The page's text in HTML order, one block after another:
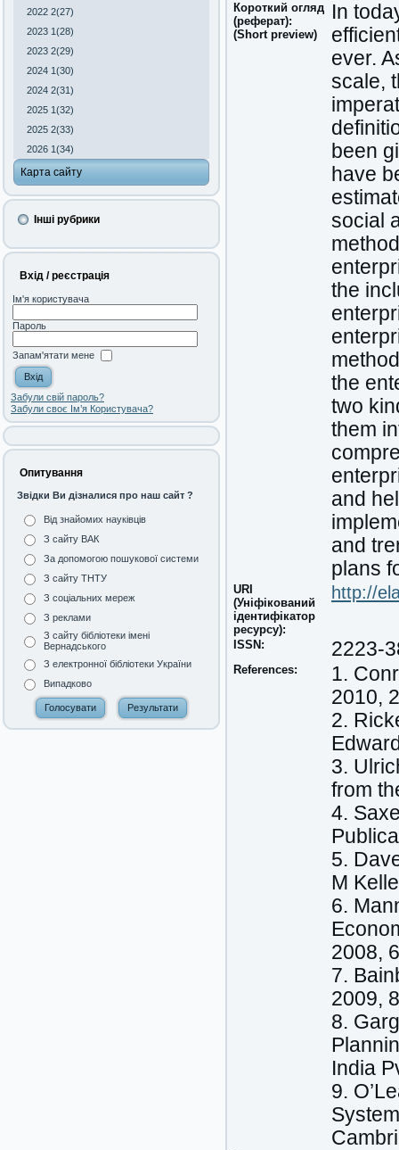
2022 2(27)
2023 1(28)
2023 2(29)
2024 1(30)
2024 2(31)
2025 1(32)
2025 2(33)
2026 1(34)
Карта сайту
Інші рубрики
Вхід / реєстрація
Ім'я користувача
Пароль
Запам'ятати мене
Забули свій пароль?
Забули своє Ім’я Користувача?
Опитування
Звідки Ви дізналися про наш сайт ?
Від знайомих науківців
З сайту ВАК
За допомогою пошукової системи
З сайту ТНТУ
З соціальних мереж
З реклами
З сайту бібліотеки імені
Вернадського
З електронної бібліотеки України
Випадково
Короткий огляд
(реферат):
(Short preview)
In
ever.
scale,
been
have
social
the
the
two
them
and
and
plans
URI
(Уніфікований
ідентифікатор
ресурсу):
http://
ISSN: 2223-
References:
1.
2010,
2.
3.
from
4.
5.
M
6.
2008,
7.
2009,
8.
India
9.